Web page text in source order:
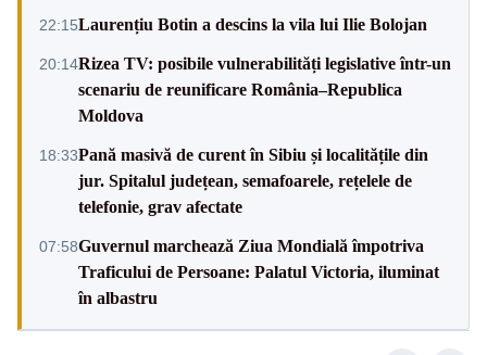
22:15Laurențiu Botin a descins la vila lui Ilie Bolojan
20:14Rizea TV: posibile vulnerabilități legislative într-un
scenariu de reunificare România–Republica
Moldova
18:33Pană masivă de curent în Sibiu și localitățile din
jur. Spitalul județean, semafoarele, rețelele de
telefonie, grav afectate
07:58Guvernul marchează Ziua Mondială împotriva
Traficului de Persoane: Palatul Victoria, iluminat
în albastru